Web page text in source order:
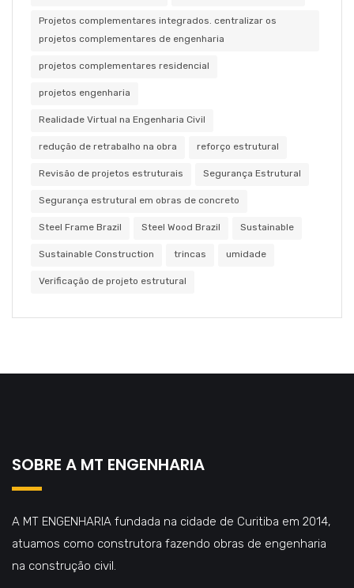
Projetos complementares integrados. centralizar os
projetos complementares de engenharia
projetos complementares residencial
projetos engenharia
Realidade Virtual na Engenharia Civil
redução de retrabalho na obra reforço estrutural
Revisão de projetos estruturais Segurança Estrutural
Segurança estrutural em obras de concreto
Steel Frame Brazil Steel Wood Brazil Sustainable
Sustainable Construction trincas umidade
Verificação de projeto estrutural
SOBRE A MT ENGENHARIA
A MT ENGENHARIA fundada na cidade de Curitiba em 2014,
atuamos como construtora fazendo obras de engenharia
na construção civil.